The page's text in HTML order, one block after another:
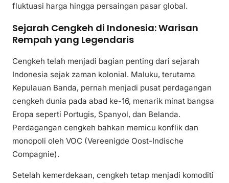
fluktuasi harga hingga persaingan pasar global.
Sejarah Cengkeh di Indonesia: Warisan
Rempah yang Legendaris
Cengkeh telah menjadi bagian penting dari sejarah
Indonesia sejak zaman kolonial. Maluku, terutama
Kepulauan Banda, pernah menjadi pusat perdagangan
cengkeh dunia pada abad ke-16, menarik minat bangsa
Eropa seperti Portugis, Spanyol, dan Belanda.
Perdagangan cengkeh bahkan memicu konflik dan
monopoli oleh VOC (Vereenigde Oost-Indische
Compagnie).
Setelah kemerdekaan, cengkeh tetap menjadi komoditi